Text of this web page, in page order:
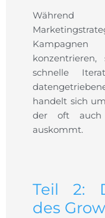
schnelle
handelt sich
der oft auch
auskommt.
Teil 2:
des